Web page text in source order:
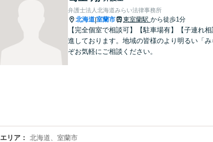
弁護士法人北海道みらい法律事務所
北海道|室蘭市 東室蘭駅 から徒歩1分
【完全個室で相談可】【駐車場有】【子連れ
進しております。地域の皆様のより明るい「
ぞお気軽にご相談ください。
エリア 北海道、室蘭市